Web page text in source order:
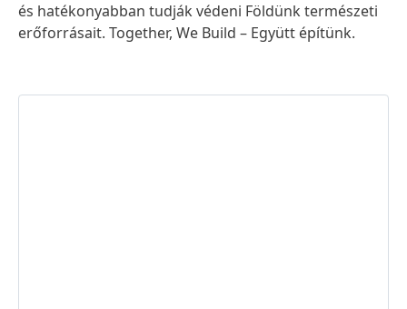
és hatékonyabban tudják védeni Földünk természeti
erőforrásait. Together, We Build – Együtt építünk.